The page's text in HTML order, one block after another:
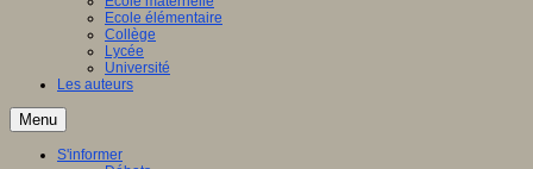
Ecole élémentaire
Collège
Lycée
Université
Les auteurs
Menu
S'informer